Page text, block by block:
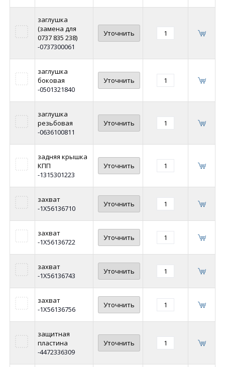
заглушка
(замена для
0737 835 238)
-0737300061
Уточнить
заглушка
боковая
-0501321840
Уточнить
заглушка
резьбовая
-0636100811
Уточнить
задняя крышка
КПП
-1315301223
Уточнить
захват
-1Х56136710
Уточнить
захват
-1Х56136722
Уточнить
захват
-1Х56136743
Уточнить
захват
-1Х56136756
Уточнить
защитная
пластина
-4472336309
Уточнить